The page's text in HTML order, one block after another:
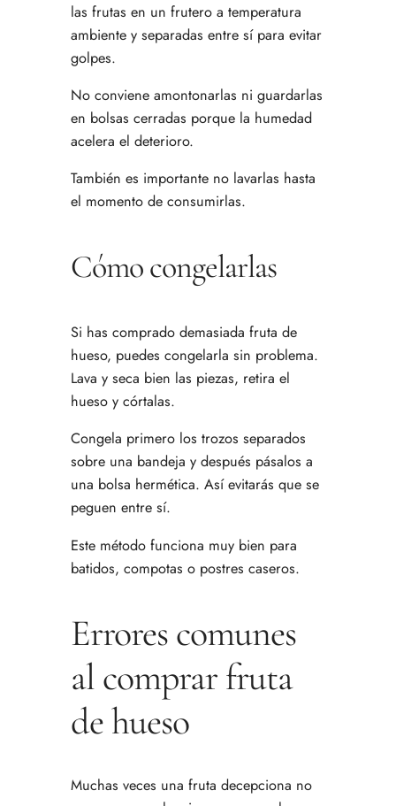
las frutas en un frutero a temperatura
ambiente y separadas entre sí para evitar
golpes.
No conviene amontonarlas ni guardarlas
en bolsas cerradas porque la humedad
acelera el deterioro.
También es importante no lavarlas hasta
el momento de consumirlas.
Cómo congelarlas
Si has comprado demasiada fruta de
hueso, puedes congelarla sin problema.
Lava y seca bien las piezas, retira el
hueso y córtalas.
Congela primero los trozos separados
sobre una bandeja y después pásalos a
una bolsa hermética. Así evitarás que se
peguen entre sí.
Este método funciona muy bien para
batidos, compotas o postres caseros.
Errores comunes
al comprar fruta
de hueso
Muchas veces una fruta decepciona no